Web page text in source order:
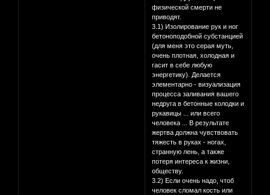
физической смерти не
приводят.
3.1) Изолирование рук и ног
бетоноподобной субстанцией
(для меня это серая муть,
очень плотная, холодная и
гасит в себе любую
энергетику). Делается
элементарно - визуализация
процесса заливания вашего
недруга в бетонные колодки и
рукавицы ... или всего
человека ... В результате
жертва должна чувствовать
тяжесть в руках - ногах,
странную лень, а также
потеря интереса к жизни,
обществу.
3.2) Если очень надо, чтоб
человек сломал кость или